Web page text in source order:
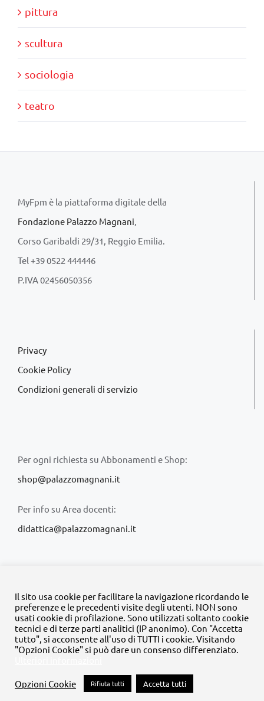
pittura
scultura
sociologia
teatro
MyFpm è la piattaforma digitale della
Fondazione Palazzo Magnani,
Corso Garibaldi 29/31, Reggio Emilia.
Tel +39 0522 444446
P.IVA 02456050356
Privacy
Cookie Policy
Condizioni generali di servizio
Per ogni richiesta su Abbonamenti e Shop:
shop@palazzomagnani.it
Per info su Area docenti:
didattica@palazzomagnani.it
© Copyright 2020 -2026 | Tutti i diritti riservati | MyFpm è un
progetto dellaFondazione Palazzo Magnani
FacebookInstagram
TwitterLinkedInYouTube
Il sito usa cookie per facilitare la navigazione ricordando le
preferenze e le precedenti visite degli utenti. NON sono
usati cookie di profilazione. Sono utilizzati soltanto cookie
tecnici e di terze parti analitici (IP anonimo). Con "Accetta
tutto", si acconsente all'uso di TUTTI i cookie. Visitando
"Opzioni Cookie" si può dare un consenso differenziato.
Opzioni Cookie Rifiuta tutti Accetta tutti